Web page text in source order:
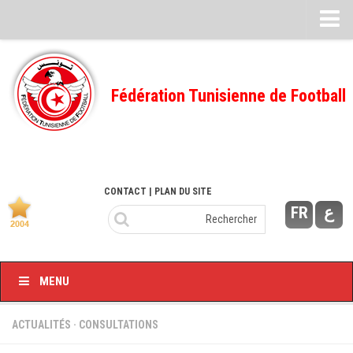
Feuille de match
FMI – 2022/2023
Ligue I – 2022/2023
Ligue I – 2020/2021
Ligue I – 2019/2020
Feuilles de match 2018/2019
Fédération Tunisienne de Football
FR ع
CONTACT | PLAN DU SITE
MENU
ACTUALITÉS · CONSULTATIONS